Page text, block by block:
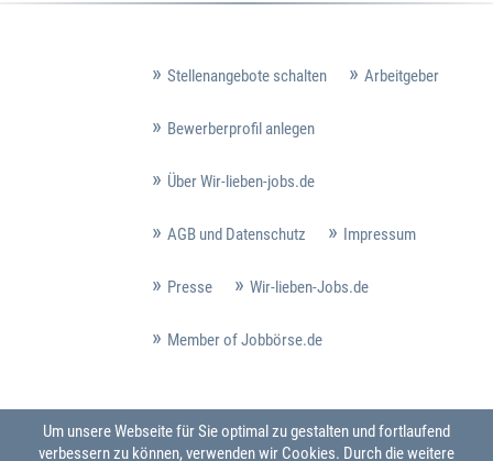
Stellenangebote schalten Arbeitgeber
Bewerberprofil anlegen
Über Wir-lieben-jobs.de
AGB und Datenschutz Impressum
Presse Wir-lieben-Jobs.de
Member of Jobbörse.de
Um unsere Webseite für Sie optimal zu gestalten und fortlaufend
verbessern zu können, verwenden wir Cookies. Durch die weitere